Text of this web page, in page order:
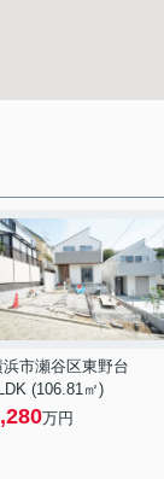
浜市瀬谷区東野台
(106.81㎡)
万円